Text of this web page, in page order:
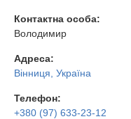
Контактна особа:
Володимир
Адреса:
Вінниця, Україна
Телефон:
+380 (97) 633-23-12